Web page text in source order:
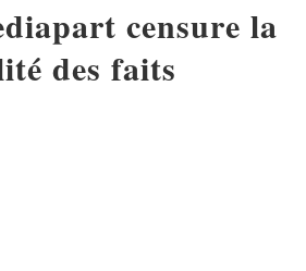
censure la
des faits